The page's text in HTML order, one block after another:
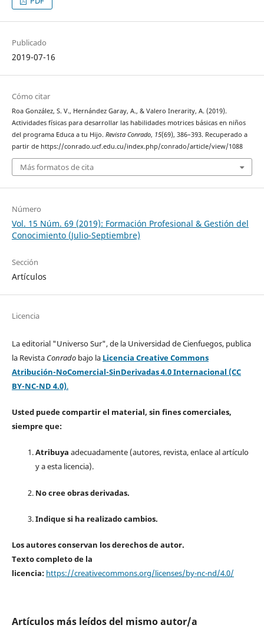
Publicado
2019-07-16
Cómo citar
Roa González, S. V., Hernández Garay, A., & Valero Inerarity, A. (2019).
Actividades físicas para desarrollar las habilidades motrices básicas en niños
del programa Educa a tu Hijo. Revista Conrado, 15(69), 386–393. Recuperado a
partir de https://conrado.ucf.edu.cu/index.php/conrado/article/view/1088
Más formatos de cita
Número
Vol. 15 Núm. 69 (2019): Formación Profesional & Gestión del
Conocimiento (Julio-Septiembre)
Sección
Artículos
Licencia
La editorial "Universo Sur", de la Universidad de Cienfuegos, publica
la Revista Conradobajo la Licencia Creative Commons
Atribución-NoComercial-SinDerivadas 4.0 Internacional (CC
BY-NC-ND 4.0).
Usted puede compartir el material, sin fines comerciales,
siempre que:
Atribuya adecuadamente (autores, revista, enlace al artículo
y a esta licencia).
No cree obras derivadas.
Indique si ha realizado cambios.
Los autores conservan los derechos de autor.
Texto completo de la
licencia: https://creativecommons.org/licenses/by-nc-nd/4.0/
Artículos más leídos del mismo autor/a